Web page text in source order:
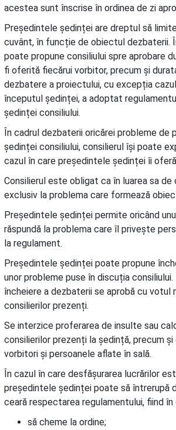
acestea sunt înscrise în ordinea de zi
Președintele ședinței are dreptul să
cuvânt, în funcție de obiectul dezbaterii.
poate propune consiliului spre aprobare
fi oferită fiecărui vorbitor, precum și
dezbatere a proiectului, cu excepția
începutul ședinței, a adoptat
ședinței consiliului.
În cadrul dezbaterii oricărei probleme de
ședinței consiliului, consilierul își poate
cazul în care președintele ședinței îi
Consilierul este obligat ca în luarea sa
exclusiv la problema care formează
Președintele ședinței permite oricând
răspundă la problema care îl privește
la regulament.
Președintele ședinței poate propune
unor probleme puse în discuția
încheiere a dezbaterii se aprobă cu votul
consilierilor prezenți.
Se interzice proferarea de insulte sau
consilierilor prezenți la ședință, precum
vorbitori și persoanele aflate în sală.
În cazul în care desfășurarea lucrărilor
președintele ședinței poate să întrerupă
ceară respectarea regulamentului, fiind în
să cheme la ordine;